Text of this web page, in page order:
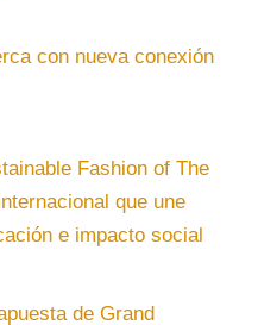
con nueva conexión
Fashion of The
que une
e impacto social
de Grand